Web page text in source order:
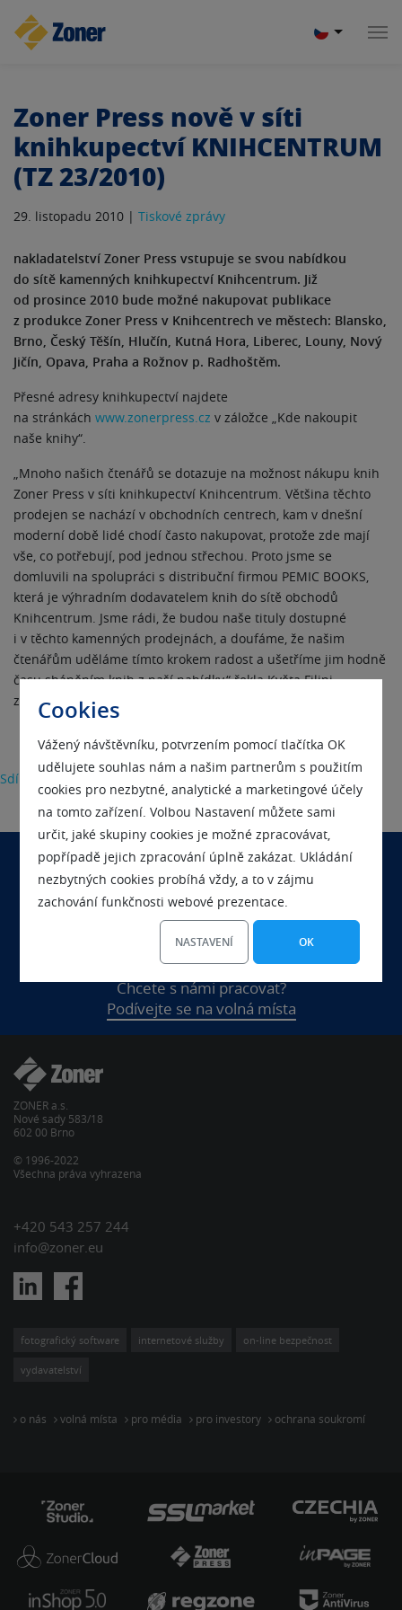
Cookies
Vážený návštěvníku, potvrzením pomocí tlačítka OK
udělujete souhlas nám a našim partnerům s použitím
cookies pro nezbytné, analytické a marketingové účely
na tomto zařízení. Volbou Nastavení můžete sami
určit, jaké skupiny cookies je možné zpracovávat,
popřípadě jejich zpracování úplně zakázat. Ukládání
nezbytných cookies probíhá vždy, a to v zájmu
zachování funkčnosti webové prezentace.
NASTAVENÍ OK
Zoner Press nově v síti
knihkupectví KNIHCENTRUM
(TZ 23/2010)
29. listopadu 2010 | Tiskové zprávy
nakladatelství Zoner Press vstupuje se svou nabídkou
do sítě kamenných knihkupectví Knihcentrum. Již
od prosince 2010 bude možné nakupovat publikace
z produkce Zoner Press v Knihcentrech ve městech: Blansko,
Brno, Český Těšín, Hlučín, Kutná Hora, Liberec, Louny, Nový
Jičín, Opava, Praha a Rožnov p. Radhoštěm.
Přesné adresy knihkupectví najdete
na stránkách www.zonerpress.cz v záložce „Kde nakoupit
naše knihy“.
„Mnoho našich čtenářů se dotazuje na možnost nákupu knih
Zoner Press v síti knihkupectví Knihcentrum. Většina těchto
prodejen se nachází v obchodních centrech, kam v dnešní
moderní době lidé chodí často nakupovat, protože zde mají
vše, co potřebují, pod jednou střechou. Proto jsme se
domluvili na spolupráci s distribuční firmou PEMIC BOOKS,
která je výhradním dodavatelem knih do sítě obchodů
Knihcentrum. Jsme rádi, že budou naše tituly dostupné
i v těchto kamenných prodejnách, a doufáme, že našim
čtenářům uděláme tímto krokem radost a ušetříme jim hodně
času sháněním knih z naší nabídky,“ řekla Květa Filipi,
zástupce obchodního oddělení nakladatelství Zoner Press.
Sdílet
Chcete se nás na něco zeptat?
Kontaktujte nás
Chcete s námi pracovat?
Podívejte se na volná místa
ZONER a.s.
Nové sady 583/18
602 00 Brno
© 1996-2022
Všechna práva vyhrazena
+420 543 257 244
info@zoner.eu
fotografický software internetové služby on-line bezpečnost
vydavatelství
o nás volná místa pro média pro investory ochrana soukromí